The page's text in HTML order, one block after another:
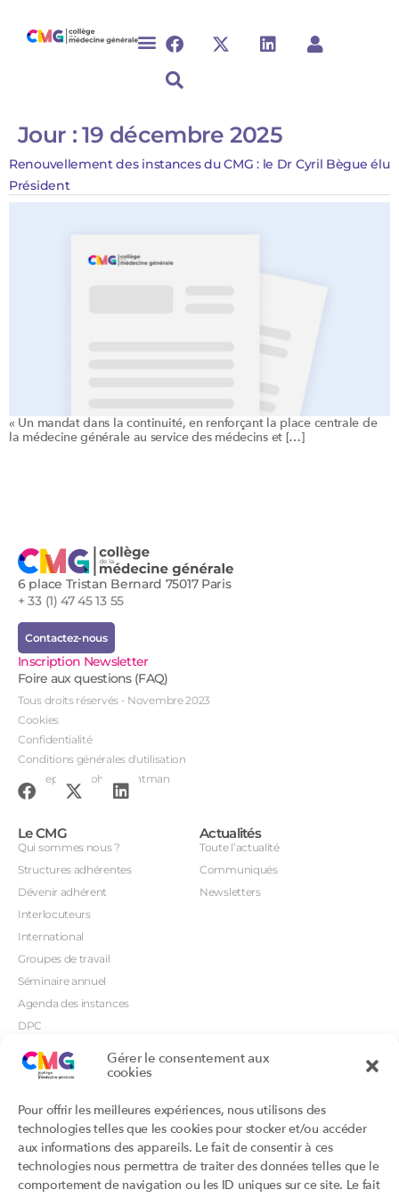
Gérer le consentement aux
cookies
Pour offrir les meilleures expériences, nous utilisons des
technologies telles que les cookies pour stocker et/ou accéder
aux informations des appareils. Le fait de consentir à ces
technologies nous permettra de traiter des données telles que le
comportement de navigation ou les ID uniques sur ce site. Le fait
Jour :19 décembre 2025
Renouvellement des instances du CMG : le Dr Cyril Bègue élu
Président
« Un mandat dans la continuité, en renforçant la place centrale de
la médecine générale au service des médecins et […]
6 place Tristan Bernard 75017 Paris
+ 33 (1) 47 45 13 55
Contactez-nous
Inscription Newsletter
Foire aux questions (FAQ)
Tous droits réservés - Novembre 2023
Cookies
Confidentialité
Conditions générales d'utilisation
Conception : John Brightman
Le CMG
Qui sommes nous ?
Structures adhérentes
Dévenir adhérent
Interlocuteurs
International
Groupes de travail
Séminaire annuel
Agenda des instances
DPC
CSI
Orientations prioritaires
Actualités
Toute l’actualité
Communiqués
Newsletters
Productions
Productions du Collège
Productions des structures
adhérentes
Labellisation
Portails
Annuaire DU/DIU
Archimede.fr
Ebmfrance.net
Toutes les recos